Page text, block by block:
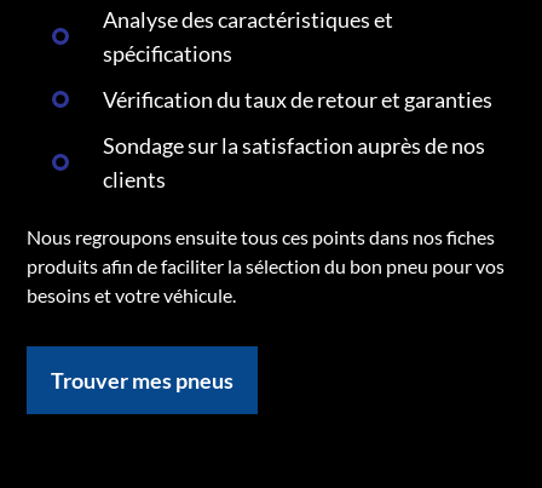
Analyse des caractéristiques et
spécifications
Vérification du taux de retour et garanties
Sondage sur la satisfaction auprès de nos
clients
Nous regroupons ensuite tous ces points dans nos fiches
produits afin de faciliter la sélection du bon pneu pour vos
besoins et votre véhicule.
Trouver mes pneus